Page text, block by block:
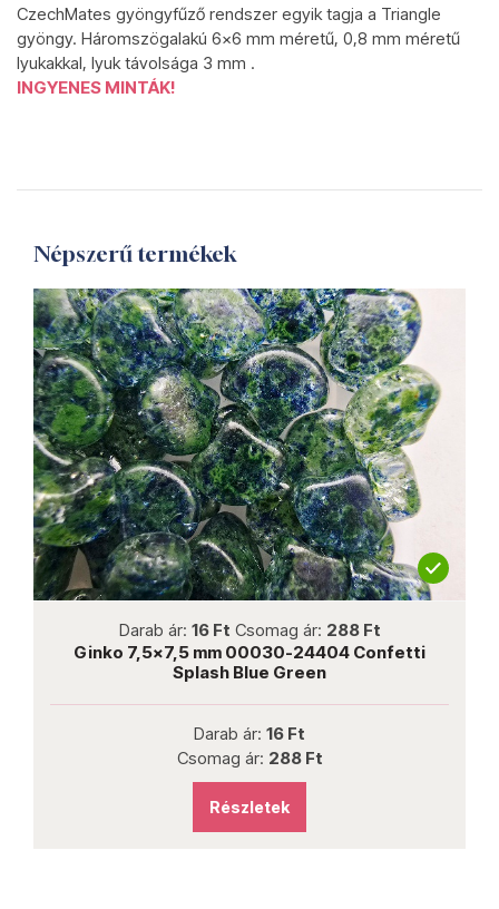
CzechMates gyöngyfűző rendszer egyik tagja a Triangle
gyöngy. Háromszögalakú 6x6 mm méretű, 0,8 mm méretű
lyukakkal, lyuk távolsága 3 mm .
INGYENES MINTÁK!
Népszerű termékek
Darab ár: 16 Ft Csomag ár: 288 Ft
Ginko 7,5x7,5 mm 00030-24404 Confetti
Splash Blue Green
Darab ár: 16 Ft
Csomag ár: 288 Ft
Részletek